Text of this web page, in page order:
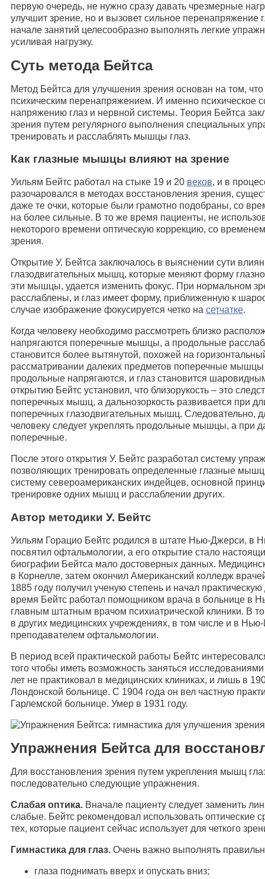
первую очередь, не нужно сразу давать чрезмерные
улучшит зрение, но и вызовет сильное
начале занятий целесообразно выполнять легкие
усиливая нагрузку.
Суть метода Бейтса
Метод Бейтса для улучшения зрения основан на том,
психическим перенапряжением. И именно психическое
напряжению глаз и нервной системы. Теория Бейтса
зрения путем регулярного выполнения специальных
тренировать и расслаблять мышцы глаз.
Как глазные мышцы влияют на зрение
Уильям Бейтс работал на стыке 19 и 20 веков, и в
разочаровался в методах восстановления зрения,
даже те очки, которые были грамотно подобраны, со
на более сильные. В то же время пациенты, не
некоторого времени оптическую коррекцию, со
зрения.
Открытие У. Бейтса заключалось в выяснении сути
глазодвигательных мышц, которые меняют форму
эти мышцы, удается изменить фокус. При нормальном
расслаблены, и глаз имеет форму, приближенную к
случае изображение фокусируется четко на сетчатке.
Когда человеку необходимо рассмотреть близко
напрягаются поперечные мышцы, а продольные
становится более вытянутой, похожей на
рассматривании далеких предметов поперечные мышцы
продольные напрягаются, и глаз становится
открытию Бейтс установил, что близорукость – это
поперечных мышц, а дальнозоркость развивается при
поперечных глазодвигательных мышц. Следовательно,
человеку следует укреплять продольные мышцы, а при
поперечные.
После этого открытия У. Бейтс разработал систему
позволяющих тренировать определенные глазные
систему североамериканских индейцев, основной
тренировке одних мышц и расслаблении других.
Автор методики У. Бейтс
Уильям Горацио Бейтс родился в штате Нью-Джерси, в
посвятил офтальмологии, а его открытие стало
биографии Бейтса мало достоверных данных.
в Корнелле, затем окончил Американский колледж
1885 году получил ученую степень и начал
время Бейтс работал помощником врача в больнице в
главным штатным врачом психиатрической клиники. В
в других медицинских учреждениях, в том числе и в
преподавателем офтальмологии.
В период всей практической работы Бейтс
того чтобы иметь возможность заняться
лет не практиковал в медицинских клиниках, и лишь в
Лондонской больнице. С 1904 года он вел частную
Гарлемской больнице. Умер в 1931 году.
Упражнения Бейтса для
Для восстановления зрения путем укрепления мышц
последовательно следующие упражнения.
Слабая оптика. Вначале пациенту следует заменить
слабые. Бейтс рекомендовал использовать оптические
тех, которые пациент сейчас использует для четкого
Гимнастика для глаз. Очень важно выполнять
глаза поднимать вверх и опускать вниз;